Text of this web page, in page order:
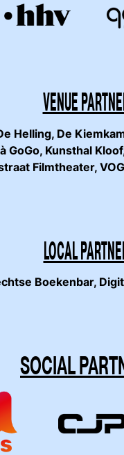
VENUE
Helling, De
GoGo, Kunsthal
Filmtheater,
LOCAL
Boekenbar,
SOCIAL